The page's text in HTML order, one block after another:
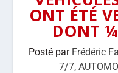
ONT ÉTÉ
DONT ¼
Posté par Frédéric
7/7,